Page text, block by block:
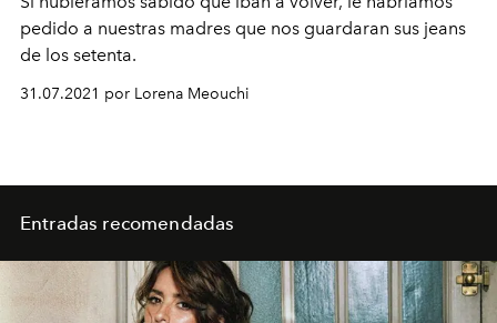
pedido a nuestras madres que nos guardaran sus jeans
de los setenta.
31.07.2021 por Lorena Meouchi
Entradas recomendadas